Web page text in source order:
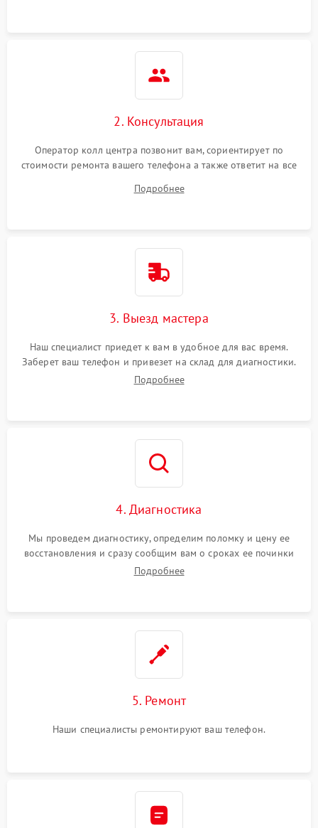
2. Консультация
Оператор колл центра позвонит вам, сориентирует по
стоимости ремонта вашего телефона а также ответит на все
Подробнее
3. Выезд мастера
Наш специалист приедет к вам в удобное для вас время.
Заберет ваш телефон и привезет на склад для диагностики.
Подробнее
4. Диагностика
Мы проведем диагностику, определим поломку и цену ее
восстановления и сразу сообщим вам о сроках ее починки
Подробнее
5. Ремонт
Наши специалисты ремонтируют ваш телефон.